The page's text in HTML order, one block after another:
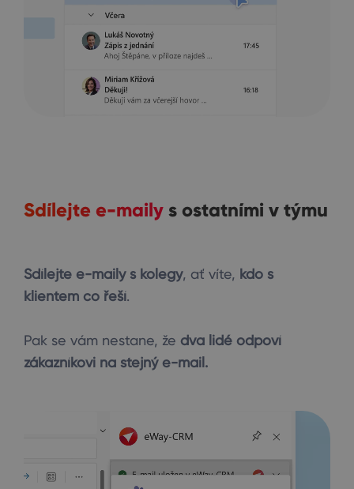
Sdílejte e-maily s ostatními v týmu
Sdílejte e-maily s kolegy, ať víte, kdo s
klientem co řeší.
Pak se vám nestane, že dva lidé odpoví
zákazníkovi na stejný e-mail.